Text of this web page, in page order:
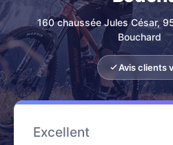
160 chaussée Jules César,
Bouchard
Avis clients
Excellent